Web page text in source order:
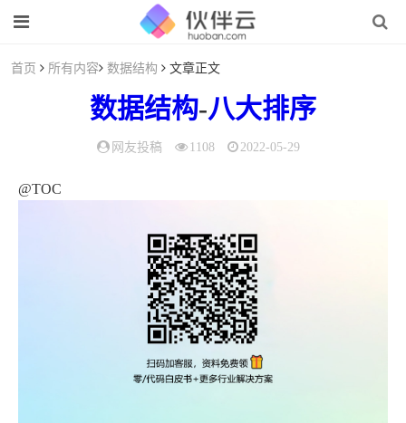
首页 所有内容 数据结构 文章正文
数据结构-八大排序
网友投稿 1108 2022-05-29
@TOC